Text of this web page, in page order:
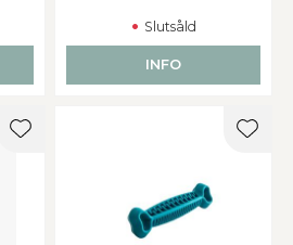
Slutsåld
INFO
Lägg till i favoriter